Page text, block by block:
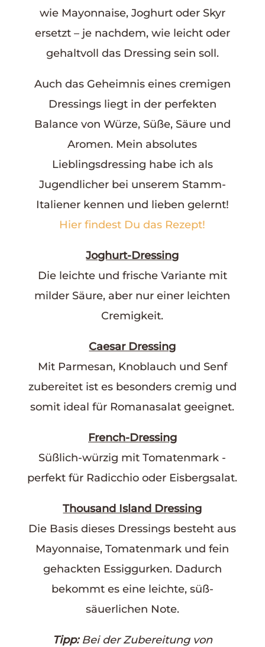
wie Mayonnaise, Joghurt oder Skyr
ersetzt – je nachdem, wie leicht oder
gehaltvoll das Dressing sein soll.
Auch das Geheimnis eines cremigen
Dressings liegt in der perfekten
Balance von Würze, Süße, Säure und
Aromen. Mein absolutes
Lieblingsdressing habe ich als
Jugendlicher bei unserem Stamm-
Italiener kennen und lieben gelernt!
Hier findest Du das Rezept!
Joghurt-Dressing
Die leichte und frische Variante mit
milder Säure, aber nur einer leichten
Cremigkeit.
Caesar Dressing
Mit Parmesan, Knoblauch und Senf
zubereitet ist es besonders cremig und
somit ideal für Romanasalat geeignet.
French-Dressing
Süßlich-würzig mit Tomatenmark -
perfekt für Radicchio oder Eisbergsalat.
Thousand Island Dressing
Die Basis dieses Dressings besteht aus
Mayonnaise, Tomatenmark und fein
gehackten Essiggurken. Dadurch
bekommt es eine leichte, süß-
säuerlichen Note.
Tipp:Bei der Zubereitung von